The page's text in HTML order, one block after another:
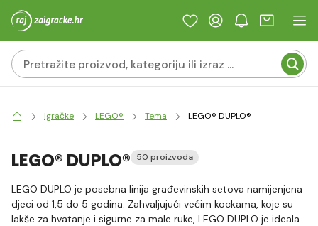
Igračke LEGO® Tema LEGO® DUPLO®
LEGO® DUPLO® 50 proizvoda
LEGO DUPLO je posebna linija građevinskih setova namijenjena
djeci od 1,5 do 5 godina. Zahvaljujući većim kockama, koje su
lakše za hvatanje i sigurne za male ruke, LEGO DUPLO je idealan